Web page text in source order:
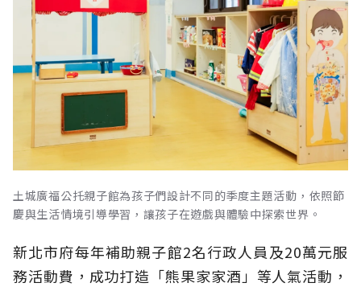
土城廣福公托親子館為孩子們設計不同的季度主題活動，依照節
慶與生活情境引導學習，讓孩子在遊戲與體驗中探索世界。
新北市府每年補助親子館2名行政人員及20萬元服
務活動費，成功打造「熊果家家酒」等人氣活動，